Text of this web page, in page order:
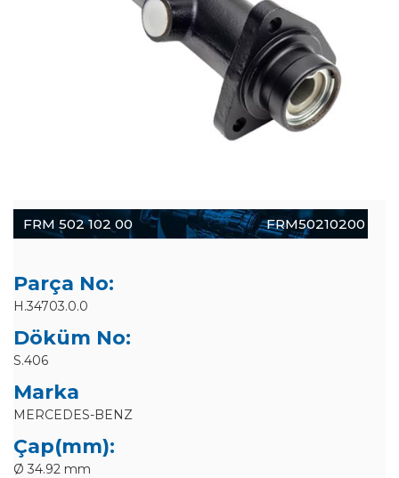
FRM 502 102 00 FRM50210200
Parça No:
H.34703.0.0
Döküm No:
S.406
Marka
MERCEDES-BENZ
Çap(mm):
Ø 34.92 mm